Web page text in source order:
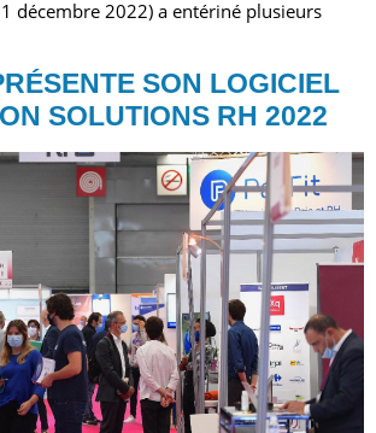
décembre 2022) a entériné plusieurs
SON LOGICIEL
SOLUTIONS RH 2022